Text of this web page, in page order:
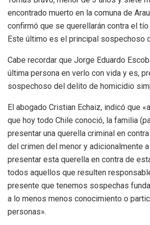
encontrado muerto en la comuna de
confirmó que se querellarán contra el
Este último es el principal sospechoso
Cabe recordar que Jorge Eduardo
última persona en verlo con vida y es,
sospechoso del delito de homicidio
El abogado Cristian Echaiz, indicó que
que hoy todo Chile conoció, la familia
presentar una querella criminal en
del crimen del menor y adicionalmente
presentar esta querella en contra de
todos aquellos que resulten
presente que tenemos sospechas
a lo menos menos conocimiento o
personas».